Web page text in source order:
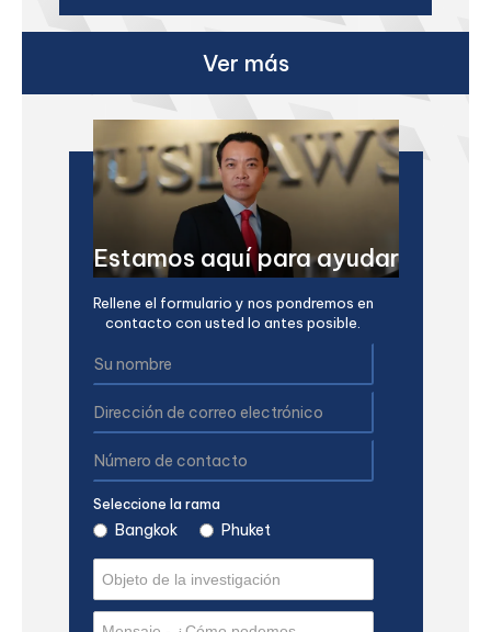
Ver más
Estamos aquí para ayudar
Rellene el formulario y nos pondremos en
contacto con usted lo antes posible.
Seleccione la rama
Bangkok Phuket